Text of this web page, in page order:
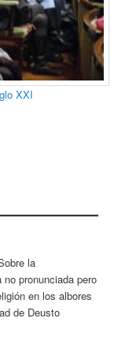
XXI
la
pronunciada pero
en los albores
de Deusto